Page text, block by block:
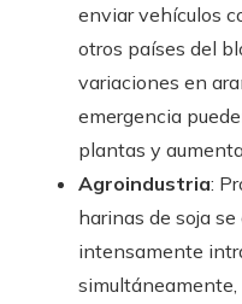
enviar vehículos
otros países del
variaciones en
emergencia
plantas y
Agroindustria:
harinas de soja
intensamente